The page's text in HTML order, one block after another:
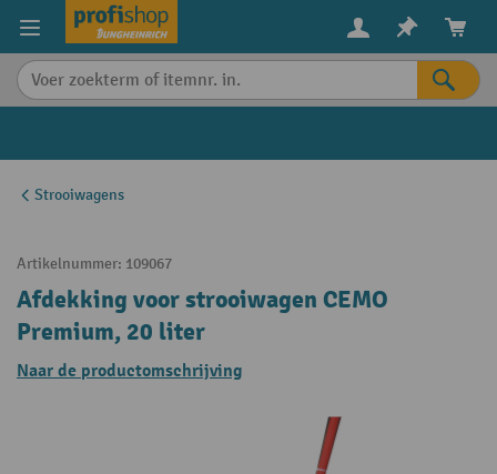
content
Strooiwagens
Artikelnummer: 109067
Afdekking voor strooiwagen CEMO
Premium, 20 liter
Naar de productomschrijving